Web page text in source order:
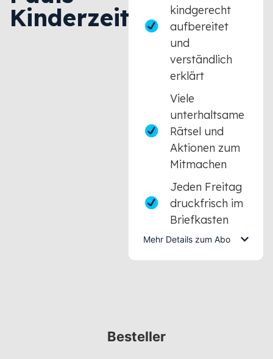
Kinderzeitungkindgerecht
aufbereitet
und
verständlich
erklärt
Viele
unterhaltsame
Rätsel und
Aktionen zum
Mitmachen
Jeden Freitag
druckfrisch im
Briefkasten
Mehr Details zum Abo
Besteller